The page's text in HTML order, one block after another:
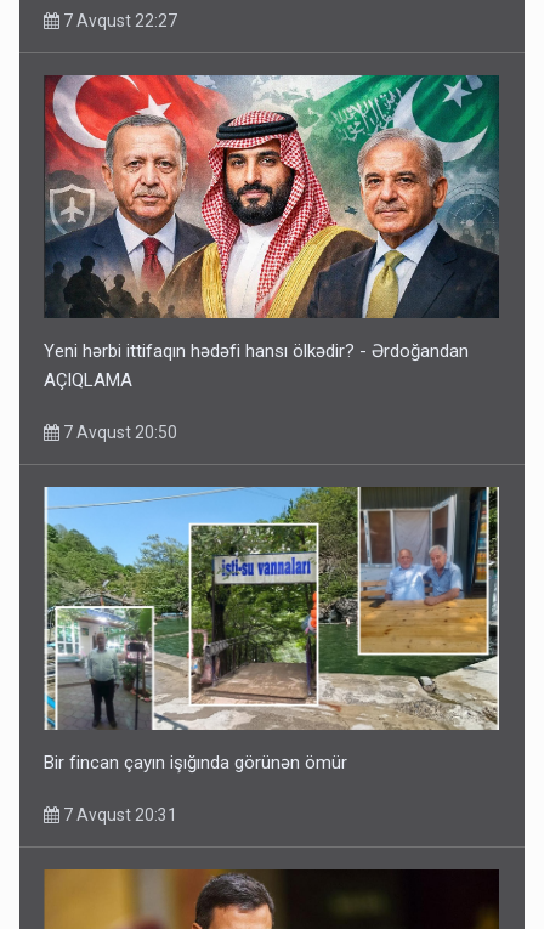
7 Avqust 22:27
Yeni hərbi ittifaqın hədəfi hansı ölkədir? - Ərdoğandan
AÇIQLAMA
7 Avqust 20:50
Bir fincan çayın işığında görünən ömür
7 Avqust 20:31